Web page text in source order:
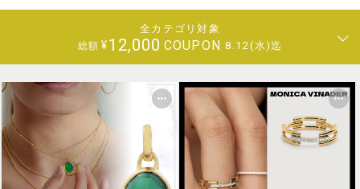
全カテゴリ対象
総額 ¥12,000 COUPON 8.12(水)迄